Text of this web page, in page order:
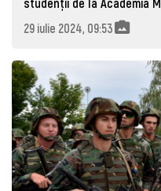
29 iulie 2024, 09:53